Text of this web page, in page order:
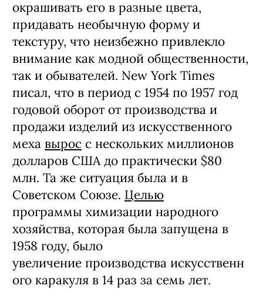
окрашивать его в разные цвета,
придавать необычную форму и
текстуру, что неизбежно привлекло
внимание как модной общественности,
так и обывателей. New York Times
писал, что в период с 1954 по 1957 год
годовой оборот от производства и
продажи изделий из искусственного
меха вырос с нескольких миллионов
долларов США до практически $80
млн. Та же ситуация была и в
Советском Союзе. Целью
программы химизации народного
хозяйства, которая была запущена в
1958 году, было
увеличение производства искусственн
ого каракуля в 14 раз за семь лет.